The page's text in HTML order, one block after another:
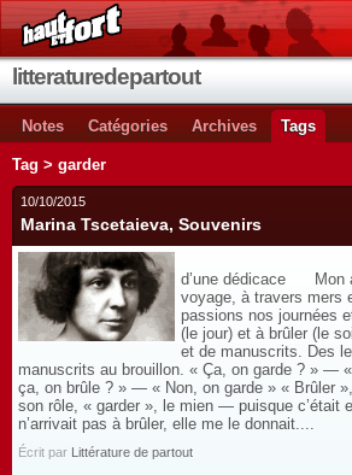
litteraturedepartout
Notes Catégories Archives Tags
Tag > garder
10/10/2015
Marina Tscetaieva, Souvenirs
d’une dédicace Mon
voyage, à travers mers
passions nos journées
(le jour) et à brûler (le
et de manuscrits. Des
manuscrits au brouillon. « Ça, on garde ? » —
ça, on brûle ? » — « Non, on garde » « Brûler
son rôle, « garder », le mien — puisque c’était
n’arrivait pas à brûler, elle me le donnait....
Écrit par Littérature de partout